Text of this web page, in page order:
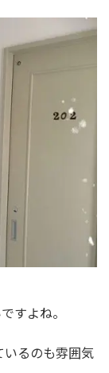
すよね。
るのも雰囲気